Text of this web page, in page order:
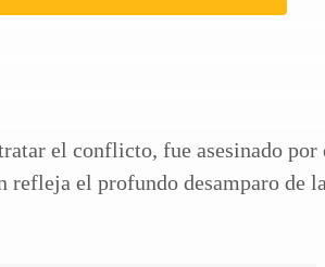
el conflicto, fue asesinado por
refleja el profundo desamparo de